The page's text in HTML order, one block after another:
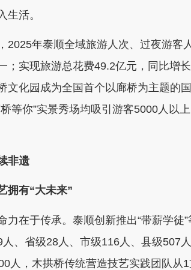
生活。
年泰顺全域旅游人次、过夜游客
；实现旅游总花费49.2亿元，同比增
文化园成为全国首个以廊桥为主题的
等你”实景秀场均吸引游客5000人以
非遗
有“大未来”
在于传承。泰顺创新推出“带薪学徒”
、省级28人、市级116人、县级507
人，木拱桥传统营造技艺实践团队从